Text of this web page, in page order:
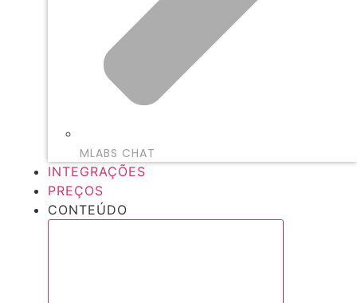
MLABS CHAT
INTEGRAÇÕES
PREÇOS
CONTEÚDO